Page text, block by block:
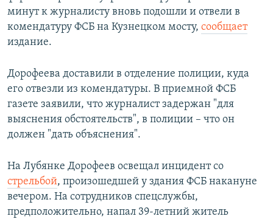
минут к журналисту вновь подошли и отвели в
комендатуру ФСБ на Кузнецком мосту, сообщает
издание.
Дорофеева доставили в отделение полиции, куда
его отвезли из комендатуры. В приемной ФСБ
газете заявили, что журналист задержан "для
выяснения обстоятельств", в полиции – что он
должен "дать объяснения".
На Лубянке Дорофеев освещал инцидент со
стрельбой, произошедшей у здания ФСБ накануне
вечером. На сотрудников спецслужбы,
предположительно, напал 39-летний житель